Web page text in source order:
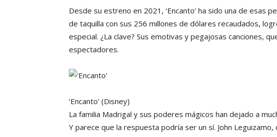
Desde su estreno en 2021, ‘Encanto’ ha sido una de esas
de taquilla con sus 256 millones de dólares recaudados,
especial. ¿La clave? Sus emotivas y pegajosas canciones,
espectadores.
‘Encanto’ (Disney)
La familia Madrigal y sus poderes mágicos han dejado a
Y parece que la respuesta podría ser un sí. John